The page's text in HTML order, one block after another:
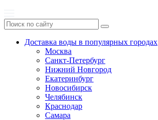
Доставка воды в популярных городах
Москва
Санкт-Петербург
Нижний Новгород
Екатеринбург
Новосибирск
Челябинск
Краснодар
Самара